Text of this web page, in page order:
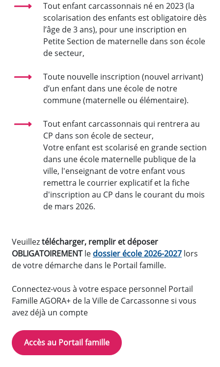
Tout enfant carcassonnais né en 2023 (la
scolarisation des enfants est obligatoire dès
l’âge de 3 ans), pour une inscription en
Petite Section de maternelle dans son école
de secteur,
Toute nouvelle inscription (nouvel arrivant)
d’un enfant dans une école de notre
commune (maternelle ou élémentaire).
Tout enfant carcassonnais qui rentrera au
CP dans son école de secteur,
Votre enfant est scolarisé en grande section
dans une école maternelle publique de la
ville, l'enseignant de votre enfant vous
remettra le courrier explicatif et la fiche
d'inscription au CP dans le courant du mois
de mars 2026.
Veuilleztélécharger, remplir et déposer
OBLIGATOIREMENTle dossier école 2026-2027 lors
de votre démarche dans le Portail famille.
Connectez-vous à votre espace personnel Portail
Famille AGORA+ de la Ville de Carcassonne si vous
avez déjà un compte
Accès au Portail famille